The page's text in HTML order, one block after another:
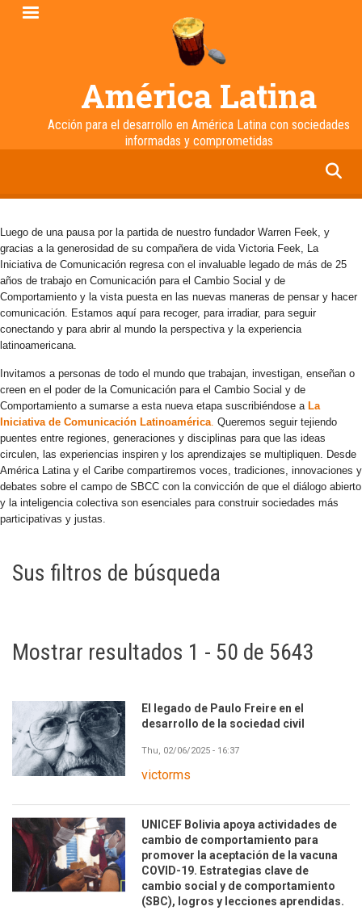
Pasar
América Latina
Acción para el desarrollo en América Latina con sociedades
informadas y comprometidas
Luego de una pausa por la partida de nuestro fundador Warren Feek, y
gracias a la generosidad de su compañera de vida Victoria Feek, La
Iniciativa de Comunicación regresa con el invaluable legado de más de 25
años de trabajo en Comunicación para el Cambio Social y de
Comportamiento y la vista puesta en las nuevas maneras de pensar y hacer
comunicación. Estamos aquí para recoger, para irradiar, para seguir
conectando y para abrir al mundo la perspectiva y la experiencia
latinoamericana.
Invitamos a personas de todo el mundo que trabajan, investigan, enseñan o
creen en el poder de la Comunicación para el Cambio Social y de
Comportamiento a sumarse a esta nueva etapa suscribiéndose a La
Iniciativa de Comunicación Latinoamérica. Queremos seguir tejiendo
puentes entre regiones, generaciones y disciplinas para que las ideas
circulen, las experiencias inspiren y los aprendizajes se multipliquen. Desde
América Latina y el Caribe compartiremos voces, tradiciones, innovaciones y
debates sobre el campo de SBCC con la convicción de que el diálogo abierto
y la inteligencia colectiva son esenciales para construir sociedades más
participativas y justas.
Sus filtros de búsqueda
Mostrar resultados 1 - 50 de 5643
El legado de Paulo Freire en el
desarrollo de la sociedad civil
Thu, 02/06/2025 - 16:37
victorms
UNICEF Bolivia apoya actividades de
cambio de comportamiento para
promover la aceptación de la vacuna
COVID-19. Estrategias clave de
cambio social y de comportamiento
(SBC), logros y lecciones aprendidas.